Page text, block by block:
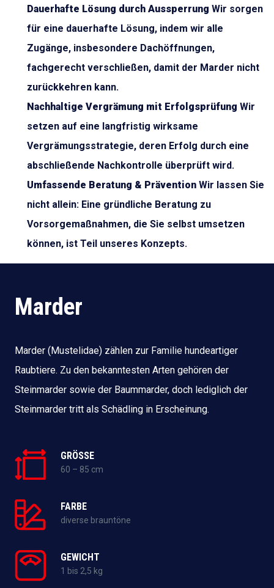
Dauerhafte Lösung durch Aussperrung Wir sorgen
für eine dauerhafte Lösung, indem wir alle
Zugänge, insbesondere Dachöffnungen,
fachgerecht verschließen, damit der Marder nicht
zurückkehren kann.
Nachhaltige Vergrämung mit Erfolgsprüfung Wir
setzen auf eine langfristig wirksame
Vergrämungsstrategie, deren Erfolg durch eine
abschließende Nachkontrolle überprüft wird.
Umfassende Beratung & Prävention Wir lassen Sie
nicht allein: Eine gründliche Beratung zu
Vorsorgemaßnahmen, die Sie selbst umsetzen
können, ist Teil unseres Konzepts.
Marder
Marder (Mustelidae) zählen zur Familie hundeartiger
Raubtiere. Zu den bekanntesten Arten gehören der
Steinmarder sowie der Baummarder, doch lediglich der
Steinmarder tritt als Schädling in Erscheinung.
GRÖSSE
60 – 85 cm
FARBE
diverse brauntöne
GEWICHT
1 bis 2,5 kg